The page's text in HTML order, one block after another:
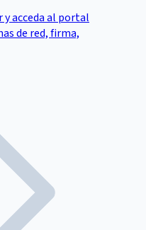
acceda al portal
de red, firma,